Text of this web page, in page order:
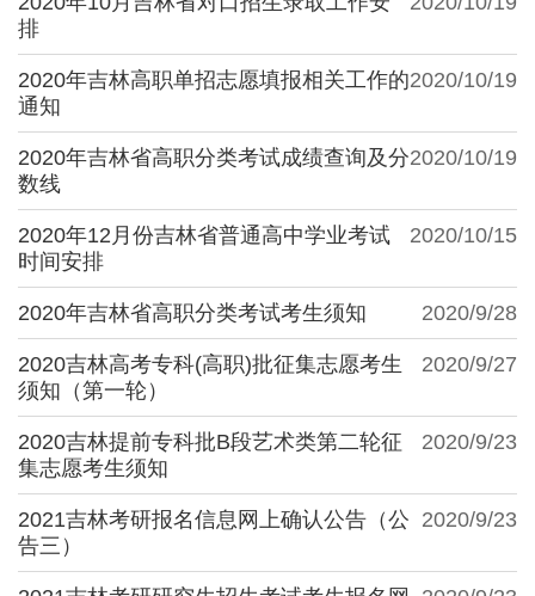
排
2020/10/19
2020年吉林高职单招志愿填报相关工作的
通知
2020/10/19
2020年吉林省高职分类考试成绩查询及分
数线
2020/10/15
2020年12月份吉林省普通高中学业考试
时间安排
2020/9/28
2020年吉林省高职分类考试考生须知
2020/9/27
2020吉林高考专科(高职)批征集志愿考生
须知（第一轮）
2020/9/23
2020吉林提前专科批B段艺术类第二轮征
集志愿考生须知
2020/9/23
2021吉林考研报名信息网上确认公告（公
告三）